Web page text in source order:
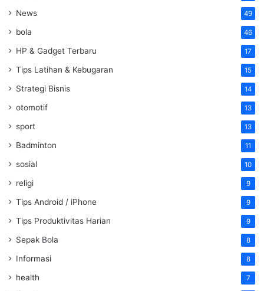
News 49
bola 46
HP & Gadget Terbaru 17
Tips Latihan & Kebugaran 15
Strategi Bisnis 14
otomotif 13
sport 13
Badminton 11
sosial 10
religi 9
Tips Android / iPhone 9
Tips Produktivitas Harian 9
Sepak Bola 8
Informasi 8
health 7